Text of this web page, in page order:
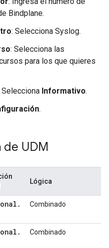
Bindplane.
: Selecciona Syslog.
: Selecciona las
para los que quieres
Selecciona Informativo.
.
de UDM
Lógica
.
Combinado
.
Combinado